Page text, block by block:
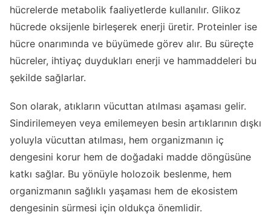
hücrelerde metabolik faaliyetlerde kullanılır. Glikoz
hücrede oksijenle birleşerek enerji üretir. Proteinler ise
hücre onarımında ve büyümede görev alır. Bu süreçte
hücreler, ihtiyaç duydukları enerji ve hammaddeleri bu
şekilde sağlarlar.
Son olarak, atıkların vücuttan atılması aşaması gelir.
Sindirilemeyen veya emilemeyen besin artıklarının dışkı
yoluyla vücuttan atılması, hem organizmanın iç
dengesini korur hem de doğadaki madde döngüsüne
katkı sağlar. Bu yönüyle holozoik beslenme, hem
organizmanın sağlıklı yaşaması hem de ekosistem
dengesinin sürmesi için oldukça önemlidir.